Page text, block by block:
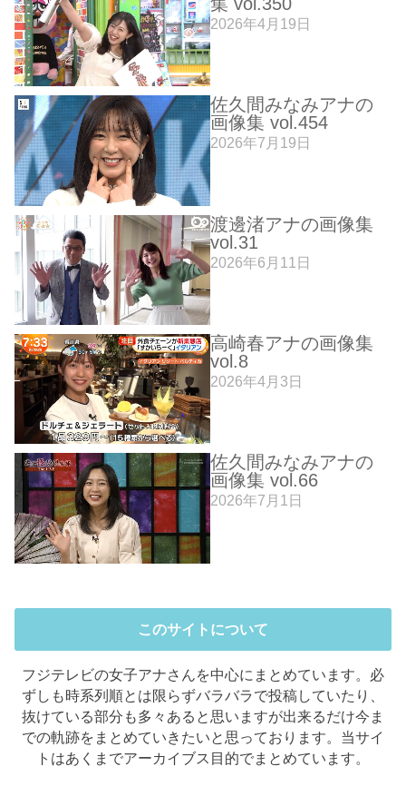
2026年4月19日
佐久間みなみアナの
画像集 vol.454
2026年7月19日
渡邊渚アナの画像集
vol.31
2026年6月11日
高崎春アナの画像集
vol.8
2026年4月3日
佐久間みなみアナの
画像集 vol.66
2026年7月1日
このサイトについて
フジテレビの女子アナさんを中心にまとめています。必
ずしも時系列順とは限らずバラバラで投稿していたり、
抜けている部分も多々あると思いますが出来るだけ今ま
での軌跡をまとめていきたいと思っております。当サイ
トはあくまでアーカイブス目的でまとめています。